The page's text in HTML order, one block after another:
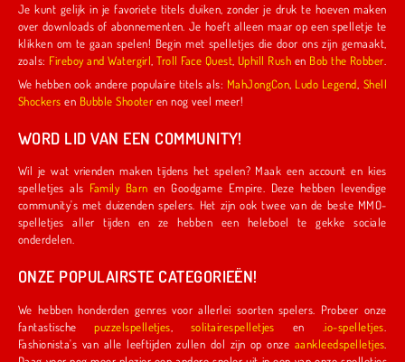
Je kunt gelijk in je favoriete titels duiken, zonder je druk te hoeven maken
over downloads of abonnementen. Je hoeft alleen maar op een spelletje te
klikken om te gaan spelen! Begin met spelletjes die door ons zijn gemaakt,
zoals:
Fireboy and Watergirl ,Troll Face Quest Uphill Rush en Bob the Robber
We hebben ook andere populaire titels als: MahJongCon Ludo Legend Shell
Shockers en Bubble Shooter en nog veel meer!
WORD LID VAN EEN COMMUNITY!
Wil je wat vrienden maken tijdens het spelen? Maak een account en kies
spelletjes als
Family Barn en Goodgame Empire. Deze hebben levendige
community's met duizenden spelers. Het zijn ook twee van de beste MMO-
spelletjes aller tijden en ze hebben een heleboel te gekke sociale
onderdelen.
ONZE POPULAIRSTE CATEGORIEËN!
We hebben honderden genres voor allerlei soorten spelers. Probeer onze
fantastischepuzzelspelletjes solitairespelletjes en .io-spelletjes
Fashionista's van alle leeftijden zullen dol zijn op onze aankleedspelletjes